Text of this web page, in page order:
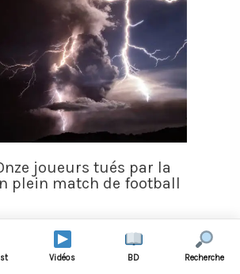
joueurs tués par la
plein match de football
Vidéos BD Recherche